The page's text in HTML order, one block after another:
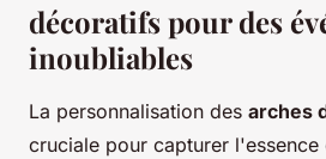
décoratifs pour des
inoubliables
La personnalisation des arches
cruciale pour capturer